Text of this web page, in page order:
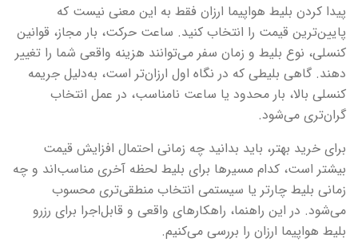
پیدا کردن بلیط هواپیما ارزان فقط به این معنی نیست که
پایین‌ترین قیمت را انتخاب کنید. ساعت حرکت، بار مجاز، قوانین
کنسلی، نوع بلیط و زمان سفر می‌توانند هزینه واقعی شما را تغییر
دهند. گاهی بلیطی که در نگاه اول ارزان‌تر است، به‌دلیل جریمه
کنسلی بالا، بار محدود یا ساعت نامناسب، در عمل انتخاب
گران‌تری می‌شود.
برای خرید بهتر، باید بدانید چه زمانی احتمال افزایش قیمت
بیشتر است، کدام مسیرها برای بلیط لحظه آخری مناسب‌اند و چه
زمانی بلیط چارتر یا سیستمی انتخاب منطقی‌تری محسوب
می‌شود. در این راهنما، راهکارهای واقعی و قابل‌اجرا برای رزرو
بلیط هواپیما ارزان را بررسی می‌کنیم.